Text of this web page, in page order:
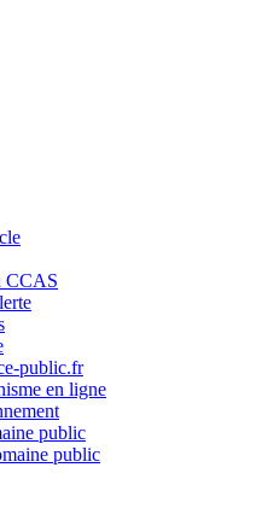
CCAS
public.fr
en ligne
public
public